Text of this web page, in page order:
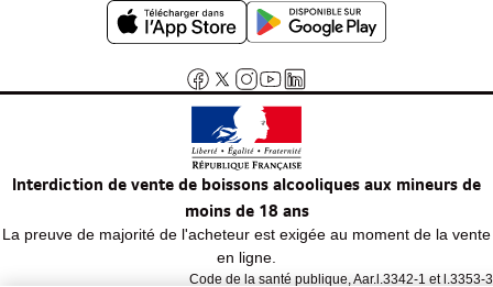
Interdiction de vente de boissons alcooliques aux mineurs de
moins de 18 ans
La preuve de majorité de l'acheteur est exigée au moment de la vente
en ligne.
Code de la santé publique, Aar.l.3342-1 et l.3353-3